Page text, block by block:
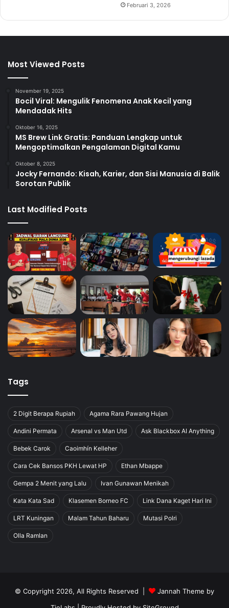
Februari 3, 2026
Most Viewed Posts
November 19, 2025
Bocil Viral: Mengulik Fenomena Anak Kecil yang
Mendadak Hits
Oktober 16, 2025
MS Brew Link Gratis: Panduan Lengkap untuk
Mengoptimalkan Pengalaman Digital Kamu
Oktober 8, 2025
Jocky Fernando: Kisah, Karier, dan Sisi Manusia di Balik
Sorotan Publik
Last Modified Posts
Tags
2 Digit Berapa Rupiah Agama Rara Pawang Hujan
Andini Permata Arsenal vs Man Utd Ask Blackbox AI Anything
Bebek Carok Caoimhín Kelleher
Cara Cek Bansos PKH Lewat HP Ethan Mbappe
Gempa 2 Menit yang Lalu Ivan Gunawan Menikah
Kata Kata Sad Klasemen Borneo FC Link Dana Kaget Hari Ini
LRT Kuningan Malam Tahun Baharu Mutasi Polri
Olla Ramlan
© Copyright 2026, All Rights Reserved |
Jannah Theme by